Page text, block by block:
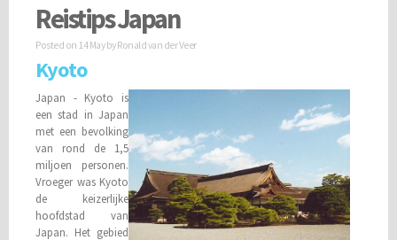
Reistips Japan
Posted on 14 Mayby Ronald van der Veer
Kyoto
Japan - Kyoto is
een stad in Japan
met een bevolking
van rond de 1,5
miljoen personen.
Vroeger was Kyoto
de keizerlijke
hoofdstad van
Japan. Het gebied